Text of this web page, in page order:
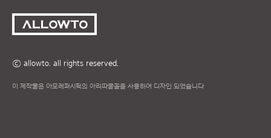
ⓒ allowto. all rights reserved.
이 제작물은 아모레퍼시픽의 아리따글꼴을 사용하여 디자인 되었습니다